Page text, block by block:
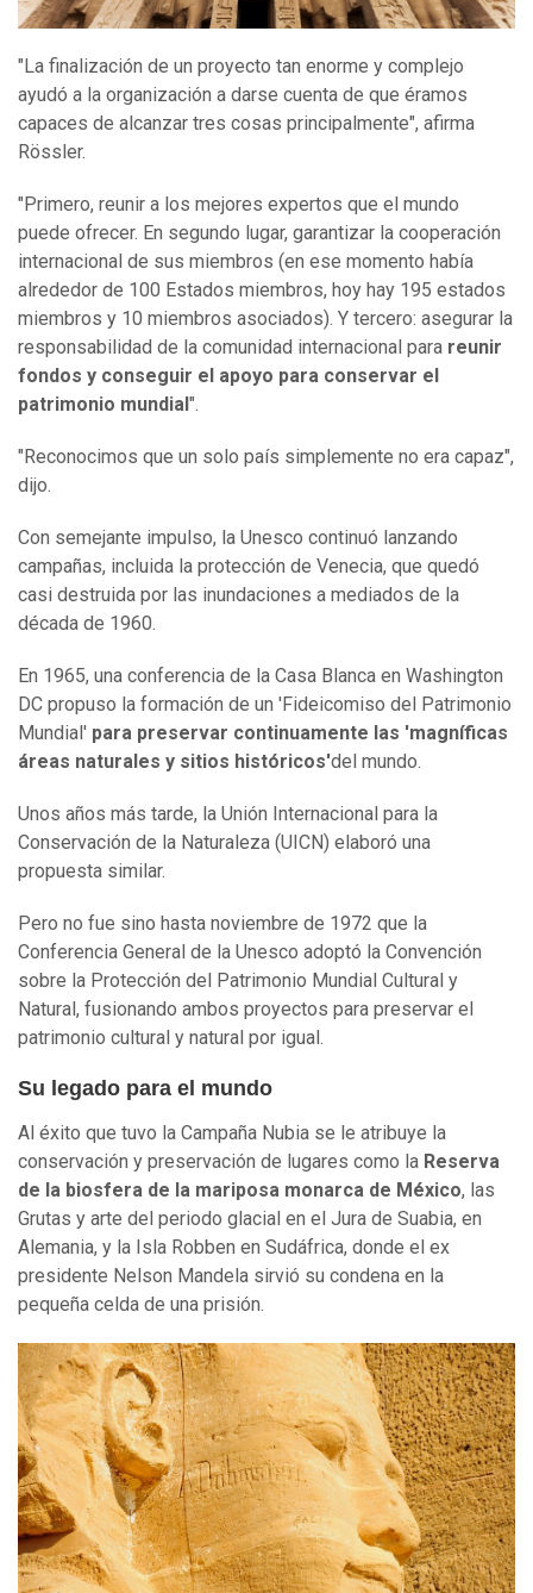
"La finalización de un proyecto tan enorme y complejo
ayudó a la organización a darse cuenta de que éramos
capaces de alcanzar tres cosas principalmente", afirma
Rössler.
"Primero, reunir a los mejores expertos que el mundo
puede ofrecer. En segundo lugar, garantizar la cooperación
internacional de sus miembros (en ese momento había
alrededor de 100 Estados miembros, hoy hay 195 estados
miembros y 10 miembros asociados). Y tercero: asegurar la
responsabilidad de la comunidad internacional para reunir
fondos y conseguir el apoyo para conservar el
patrimonio mundial ".
"Reconocimos que un solo país simplemente no era capaz",
dijo.
Con semejante impulso, la Unesco continuó lanzando
campañas, incluida la protección de Venecia, que quedó
casi destruida por las inundaciones a mediados de la
década de 1960.
En 1965, una conferencia de la Casa Blanca en Washington
DC propuso la formación de un 'Fideicomiso del Patrimonio
Mundial' para preservar continuamente las 'magníficas
áreas naturales y sitios históricos'del mundo.
Unos años más tarde, la Unión Internacional para la
Conservación de la Naturaleza (UICN) elaboró una
propuesta similar.
Pero no fue sino hasta noviembre de 1972 que la
Conferencia General de la Unesco adoptó la Convención
sobre la Protección del Patrimonio Mundial Cultural y
Natural, fusionando ambos proyectos para preservar el
patrimonio cultural y natural por igual.
Su legado para el mundo
Al éxito que tuvo la Campaña Nubia se le atribuye la
conservación y preservación de lugares como la Reserva
de la biosfera de la mariposa monarca de México, las
Grutas y arte del periodo glacial en el Jura de Suabia, en
Alemania, y la Isla Robben en Sudáfrica, donde el ex
presidente Nelson Mandela sirvió su condena en la
pequeña celda de una prisión.